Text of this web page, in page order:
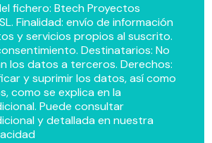
fichero: Btech Proyectos
Finalidad: envío de información
y servicios propios al suscrito.
Destinatarios: No
los datos a terceros. Derechos:
y suprimir los datos, así como
como se explica en la
Puede consultar
y detallada en nuestra